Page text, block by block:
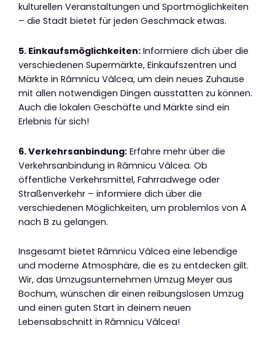
kulturellen Veranstaltungen und Sportmöglichkeiten
– die Stadt bietet für jeden Geschmack etwas.
5. Einkaufsmöglichkeiten: Informiere dich über die
verschiedenen Supermärkte, Einkaufszentren und
Märkte in Râmnicu Vâlcea, um dein neues Zuhause
mit allen notwendigen Dingen ausstatten zu können.
Auch die lokalen Geschäfte und Märkte sind ein
Erlebnis für sich!
6. Verkehrsanbindung: Erfahre mehr über die
Verkehrsanbindung in Râmnicu Vâlcea. Ob
öffentliche Verkehrsmittel, Fahrradwege oder
Straßenverkehr – informiere dich über die
verschiedenen Möglichkeiten, um problemlos von A
nach B zu gelangen.
Insgesamt bietet Râmnicu Vâlcea eine lebendige
und moderne Atmosphäre, die es zu entdecken gilt.
Wir, das Umzugsunternehmen Umzug Meyer aus
Bochum, wünschen dir einen reibungslosen Umzug
und einen guten Start in deinem neuen
Lebensabschnitt in Râmnicu Vâlcea!